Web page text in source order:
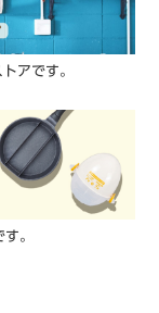
アです。
。